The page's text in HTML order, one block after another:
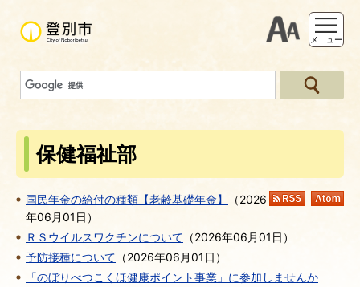
支援ツー
メニュー
保健福祉部
RSS
国民年金の給付の種類【老齢基礎年金】 （2026
年06月01日 ）
ＲＳウイルスワクチンについて （2026年06月01日 ）
予防接種について （2026年06月01日 ）
「のぼりべつこくほ健康ポイント事業」に参加しませんか